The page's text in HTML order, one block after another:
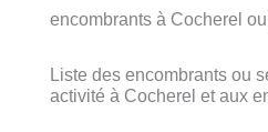
encombrants à Cocherel
Liste des encombrants ou
activité à Cocherel et aux